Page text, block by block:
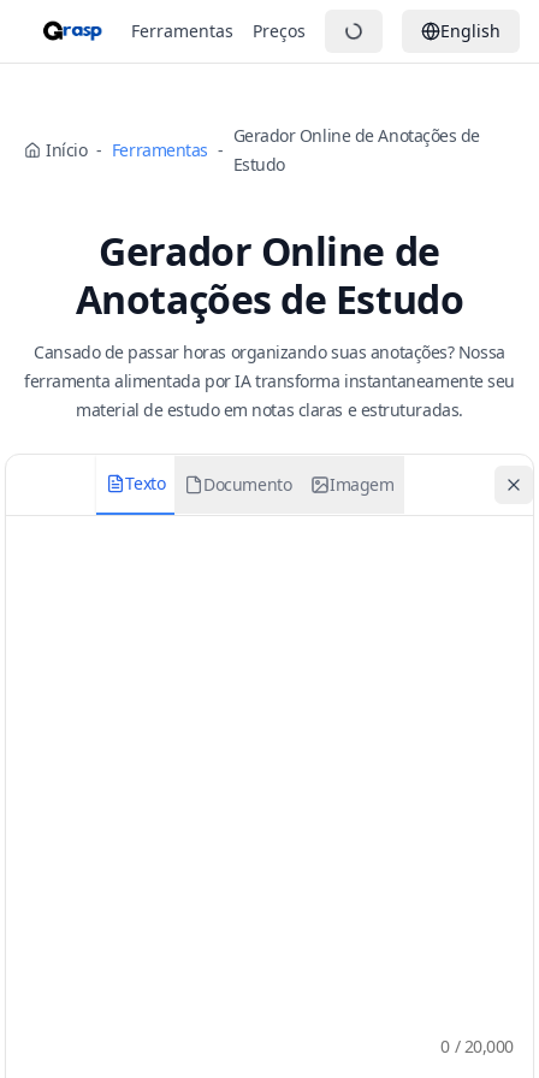
Ferramentas Preços English
Início - Ferramentas -
Gerador Online de Anotações de
Estudo
Gerador Online de
Anotações de Estudo
Cansado de passar horas organizando suas anotações? Nossa
ferramenta alimentada por IA transforma instantaneamente seu
material de estudo em notas claras e estruturadas.
Texto Documento Imagem
0 / 20,000